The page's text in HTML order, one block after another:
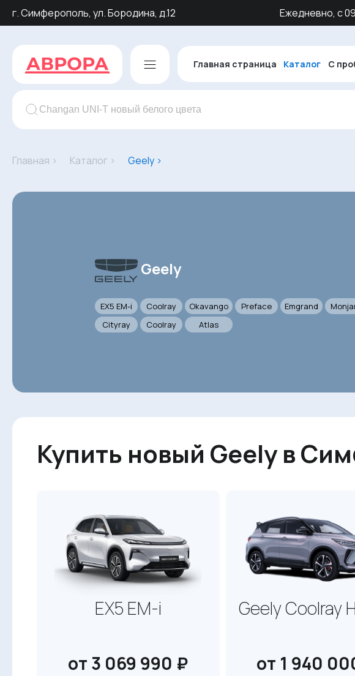
г. Симферополь, ул. Бородина, д.12 Ежедневно, с
Главная страница Каталог С
Главная › Каталог › Geely ›
Geely
EX5 EM-i Coolray Okavango Preface Emgrand
Cityray
Coolray Atlas
Купить новый Geely в
EX5 EM-i
от 3 069 990 ₽
Geely Coolray
от 1 940